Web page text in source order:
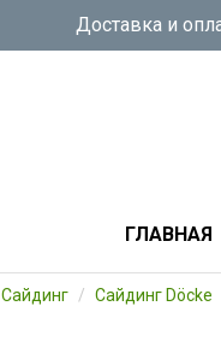
Доставка и
ГЛАВНАЯ
Сайдинг Сайдинг Döcke